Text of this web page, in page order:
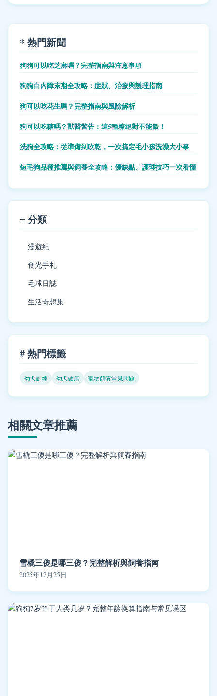
* 熱門新聞
狗狗可以吃芝麻嗎？完整指南與注意事項
狗狗白內障末期全攻略：症狀、治療與護理指南
狗可以吃花生嗎？完整指南與風險解析
狗可以吃糖嗎？獸醫警告：這5種糖絕對不能餵！
洗狗全攻略：從準備到吹乾，一次搞定毛小孩洗澡大小事
短毛狗品種推薦與飼養全攻略：優缺點、護理技巧一次看懂
≡ 分類
漫遊紀
食光手札
毛球日誌
生活奇想集
# 熱門標籤
幼犬訓練 幼犬健康 寵物飼養常見問題
相關文章推薦
雪橇三傻是哪三傻？完整解析與飼養指南
2025年12月25日